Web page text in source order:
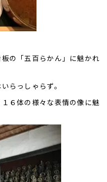
の「五百らかん」に魅かれ
らっしゃらず。
６体の様々な表情の像に魅